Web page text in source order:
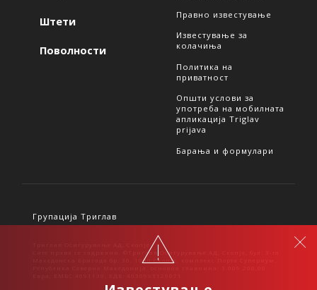
Штети
Поволности
Правно известување
Известување за
колачиња
Политика на
приватност
Општи услови за
употреба на мобилната
апликација Triglav
prijava
Барања и формулари
Групација Триглав
Сите права се задржани. ©Триглав Осигурување АД, Скопје, бул. 3-та
Македонска Бригада бр. 36, 1000 Скопје, комплекс Порта Супериум,